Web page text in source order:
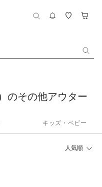
のその他アウター
キッズ・ベビー
人気順